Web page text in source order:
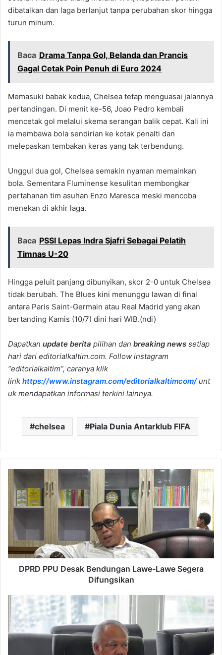
dibatalkan dan laga berlanjut tanpa perubahan skor hingga
turun minum.
Baca Drama Tanpa Gol, Belanda dan Prancis
Gagal Cetak Poin Penuh di Euro 2024
Memasuki babak kedua, Chelsea tetap menguasai jalannya
pertandingan. Di menit ke-56, Joao Pedro kembali
mencetak gol melalui skema serangan balik cepat. Kali ini
ia membawa bola sendirian ke kotak penalti dan
melepaskan tembakan keras yang tak terbendung.
Unggul dua gol, Chelsea semakin nyaman memainkan
bola. Sementara Fluminense kesulitan membongkar
pertahanan tim asuhan Enzo Maresca meski mencoba
menekan di akhir laga.
Baca PSSI Lepas Indra Sjafri Sebagai Pelatih
Timnas U-20
Hingga peluit panjang dibunyikan, skor 2-0 untuk Chelsea
tidak berubah. The Blues kini menunggu lawan di final
antara Paris Saint-Germain atau Real Madrid yang akan
bertanding Kamis (10/7) dini hari WIB.(ndi)
Dapatkan update berita pilihan dan breaking news setiap
hari dari editorialkaltim.com. Follow instagram
“editorialkaltim”, caranya klik
link https://www.instagram.com/editorialkaltimcom/unt
uk mendapatkan informasi terkini lainnya.
chelsea Piala Dunia Antarklub FIFA
PPU
Desak
Bendungan
Lawe-
Lawe
Segera
Difungsikan
DPRD PPU Desak Bendungan Lawe-Lawe Segera
Difungsikan
Basuki
Sebut
Prostitusi
Bukan
Terjadi